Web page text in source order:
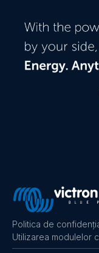
Orion-Tr 24/
(front2)
Orion-Tr 24/
Orion-Tr 24/
(top)
Orion-Tr 48/
converter
Politica de
Utilizarea modulelor